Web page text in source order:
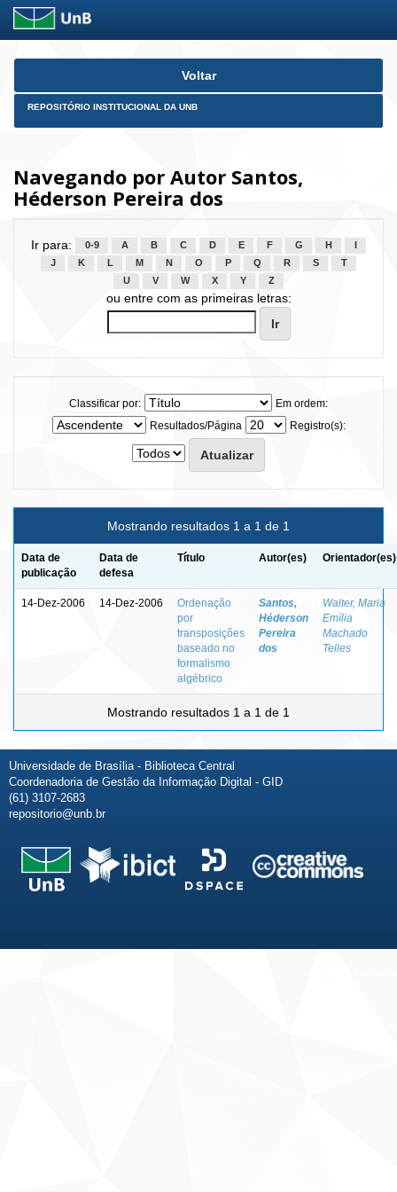
Skip
Voltar
REPOSITÓRIO INSTITUCIONAL DA UNB
Navegando por Autor Santos,
Héderson Pereira dos
Ir para: 0-9 A B C D E F G H
J
K L M N O P Q R S
T
U
V W X Y Z
ou entre com as primeiras letras:
Classificar por:
Em ordem:
Resultados/Página
Registro(s):
Mostrando resultados 1 a 1 de 1
Data de
publicação
Data de
defesa
Título Autor(es) Orientador(es)
14-Dez-2006 14-Dez-2006
Ordenação
por
transposições
baseado no
formalismo
algébrico
Santos,
Héderson
Pereira
dos
Walter, Maria
Emília
Machado
Telles
Mostrando resultados 1 a 1 de 1
Universidade de Brasília - Biblioteca Central
Coordenadoria de Gestão da Informação Digital - GID
(61) 3107-2683
repositorio@unb.br